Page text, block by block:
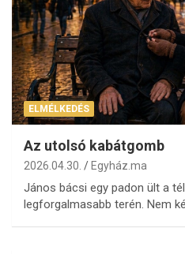
ELMÉLKEDÉS
Az utolsó kabátgomb
2026.04.30. Egyház.ma
János bácsi egy padon ült a
legforgalmasabb terén. Nem